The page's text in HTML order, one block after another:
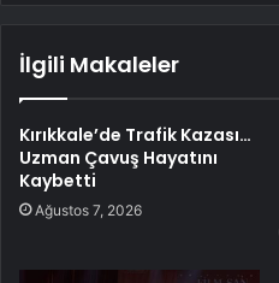
İlgili Makaleler
Kırıkkale’de Trafik Kazası…
Uzman Çavuş Hayatını
Kaybetti
Ağustos 7, 2026